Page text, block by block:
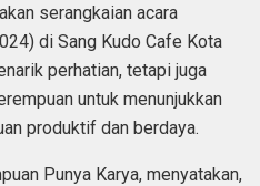
serangkaian acara
di Sang Kudo Cafe Kota
perhatian, tetapi juga
untuk menunjukkan
produktif dan berdaya.
Punya Karya, menyatakan,